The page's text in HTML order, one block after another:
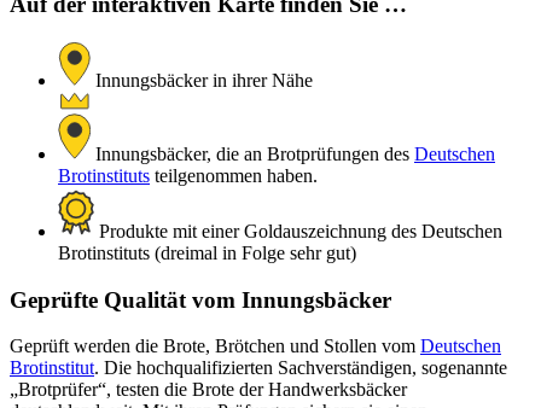
Innungsbäcker in ihrer Nähe
Innungsbäcker, die an Brotprüfungen des Deutschen
Brotinstituts teilgenommen haben.
Produkte mit einer Goldauszeichnung des Deutschen
Brotinstituts (dreimal in Folge sehr gut)
Geprüfte Qualität vom Innungsbäcker
Geprüft werden die Brote, Brötchen und Stollen vom Deutschen
Brotinstitut. Die hochqualifizierten Sachverständigen, sogenannte
„Brotprüfer“, testen die Brote der Handwerksbäcker